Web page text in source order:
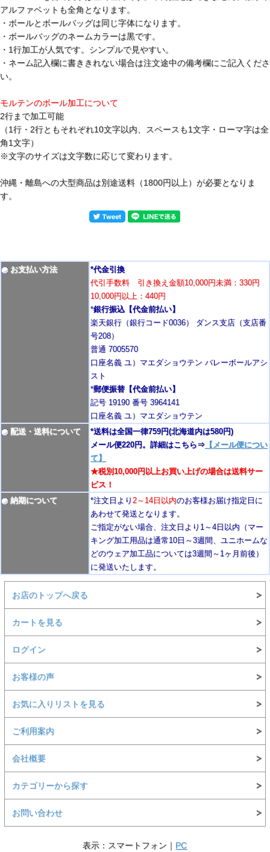
アルファベットも全角となります。
・ボールとボールバッグは同じ字体になります。
・ボールバッグのネームカラーは黒です。
・1行加工が人気です。シンプルで見やすい。
・ネーム記入欄に書ききれない場合は注文途中の備考欄にご記入くださ
い。
モルテンのボール加工について
2行まで加工可能
（1行・2行ともそれぞれ10文字以内、スペースも1文字・ローマ字は全
角1文字）
※文字のサイズは文字数に応じて変わります。
沖縄・離島への大型商品は別途送料（1800円以上）が必要となりま
す。
お支払い方法
*代金引換
代引手数料 引き換え金額10,000円未満：330円
10,000円以上：440円
*銀行振込【代金前払い】
楽天銀行（銀行コード0036） ダンス支店（支店番
号208）
普通 7005570
口座名義 ユ）マエダショウテン バレーボールアシ
スト
*郵便振替【代金前払い】
記号 19190 番号 3964141
口座名義 ユ）マエダショウテン
配送・送料について
*送料は全国一律759円(北海道内は580円)
メール便220円。詳細はこちら⇒ 【メール便につい
て】
★税別10,000円以上お買い上げの場合は送料サー
ビス！
納期について
*注文日より2～14日以内のお客様お届け指定日に
あわせて発送となります。
ご指定がない場合、注文日より1～4日以内 （マー
キング加工用品は通常10日 ～3週間、ユニホームな
どのウェア加工品については3週間～ 1ヶ月前後 ）
に発送いたします。
お店のトップへ戻る
カートを見る
ログイン
お客様の声
お気に入りリストを見る
ご利用案内
会社概要
カテゴリーから探す
お問い合わせ
表示：スマートフォン｜ PC